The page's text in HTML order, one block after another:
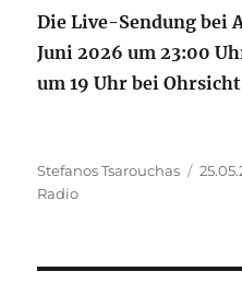
Die Live-Sendung bei
Juni 2026 um 23:00
um 19 Uhr bei
Autor
Stefanos Tsarouchas
Radio